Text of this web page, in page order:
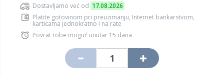
Dostavljamo već od 17.08.2026
Platite gotovinom pri preuzimanju, Internet bankarstvom,
karticama jednokratno i na rate
Povrat robe moguć unutar 15 dana